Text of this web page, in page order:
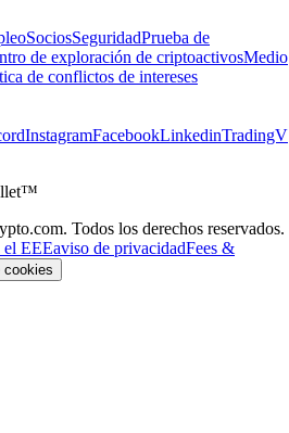
SociosSeguridadPrueba de
de exploración de criptoactivosMedio
de conflictos de intereses
InstagramFacebookLinkedinTradingV
Todos los derechos reservados.
el EEEaviso de privacidadFees &
cookies